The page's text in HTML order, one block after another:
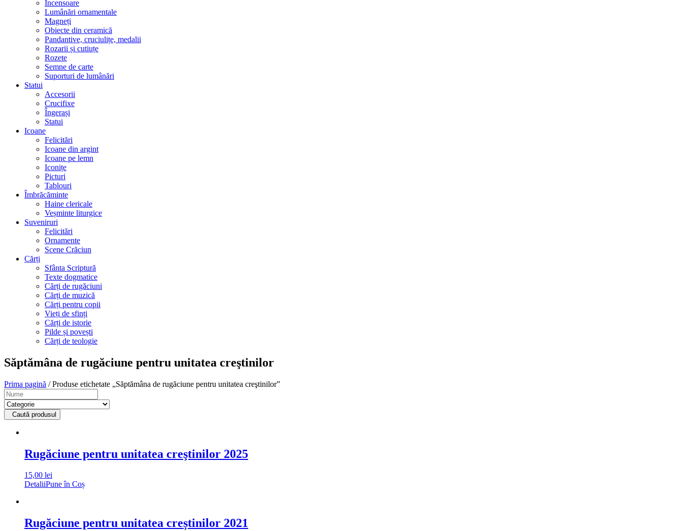
Incensoare
Lumânări ornamentale
Magneți
Obiecte din ceramică
Pandantive, cruciulițe, medalii
Rozarii și cutiuțe
Rozete
Semne de carte
Suporturi de lumânări
Statui
Accesorii
Crucifixe
Îngerași
Statui
Icoane
Felicitări
Icoane din argint
Icoane pe lemn
Iconițe
Picturi
Tablouri
Îmbrăcăminte
Haine clericale
Veșminte liturgice
Suveniruri
Felicitări
Ornamente
Scene Crăciun
Cărți
Sfânta Scriptură
Texte dogmatice
Cărți de rugăciuni
Cărți de muzică
Cărți pentru copii
Vieți de sfinți
Cărți de istorie
Pilde și povești
Cărți de teologie
Săptămâna de rugăciune pentru unitatea creştinilor
Prima pagină / Produse etichetate „Săptămâna de rugăciune pentru unitatea creştinilor”
Caută produsul
Rugăciune pentru unitatea creştinilor 2025
15,00 lei
DetaliiPune în Coș
Rugăciune pentru unitatea creștinilor 2021